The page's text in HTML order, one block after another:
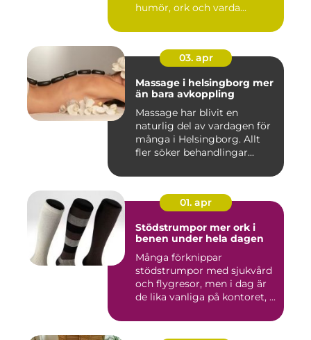
humör, ork och varda...
03. apr
Massage i helsingborg mer
än bara avkoppling
Massage har blivit en
naturlig del av vardagen för
många i Helsingborg. Allt
fler söker behandlingar...
01. apr
Stödstrumpor mer ork i
benen under hela dagen
Många förknippar
stödstrumpor med sjukvård
och flygresor, men i dag är
de lika vanliga på kontoret, ...